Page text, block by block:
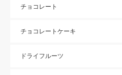
チョコレート
チョコレートケーキ
ドライフルーツ